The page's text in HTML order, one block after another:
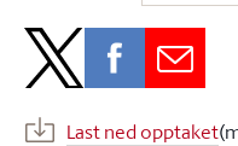
Last ned opptaket